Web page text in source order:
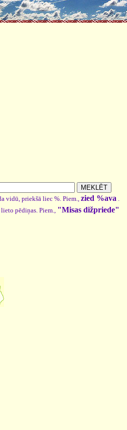
vidū, priekšā liec %. Piem.,zied %ava .
pēdiņas. Piem., "Misas dižpriede"